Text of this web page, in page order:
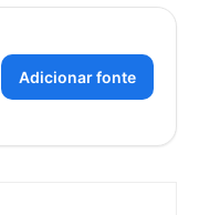
Adicionar fonte